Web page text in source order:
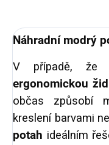
Náhradní modrý
V případě,
ergonomickou
občas způsobí
kreslení barvami
potah ideálním